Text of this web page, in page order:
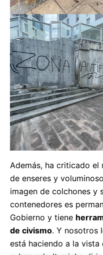
Además, ha criticado
de enseres y
imagen de colchones y
contenedores es
Gobierno y tiene
de civismo. Y nosotros
está haciendo a la vista